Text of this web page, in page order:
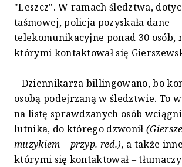
"Leszcz". W ramach śledztwa,
taśmowej, policja pozyskała dane
telekomunikacyjne ponad 30 osób,
którymi kontaktował się
– Dziennikarza billingowano, bo
osobą podejrzaną w śledztwie. To
na listę sprawdzanych osób
lutnika, do którego dzwonił
muzykiem – przyp. red.), a także
którymi się kontaktował –